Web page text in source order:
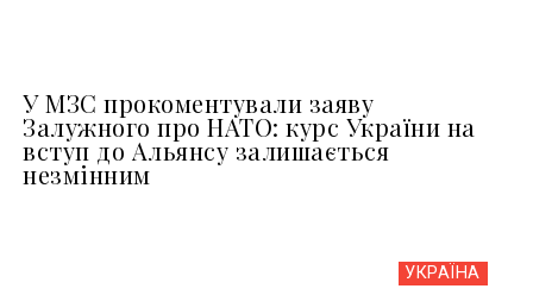
У МЗС прокоментували заяву
Залужного про НАТО: курс України на
вступ до Альянсу залишається
незмінним
УКРАЇНА